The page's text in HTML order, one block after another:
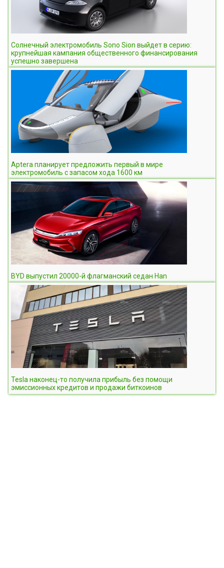
Солнечный электромобиль Sono Sion выйдет в серию:
крупнейшая кампания общественного финансирования
успешно завершена
Aptera планирует предложить первый в мире
электромобиль с запасом хода 1600 км
BYD выпустил 20000-й флагманский седан Han
Tesla наконец-то получила прибыль без помощи
эмиссионных кредитов и продажи биткоинов